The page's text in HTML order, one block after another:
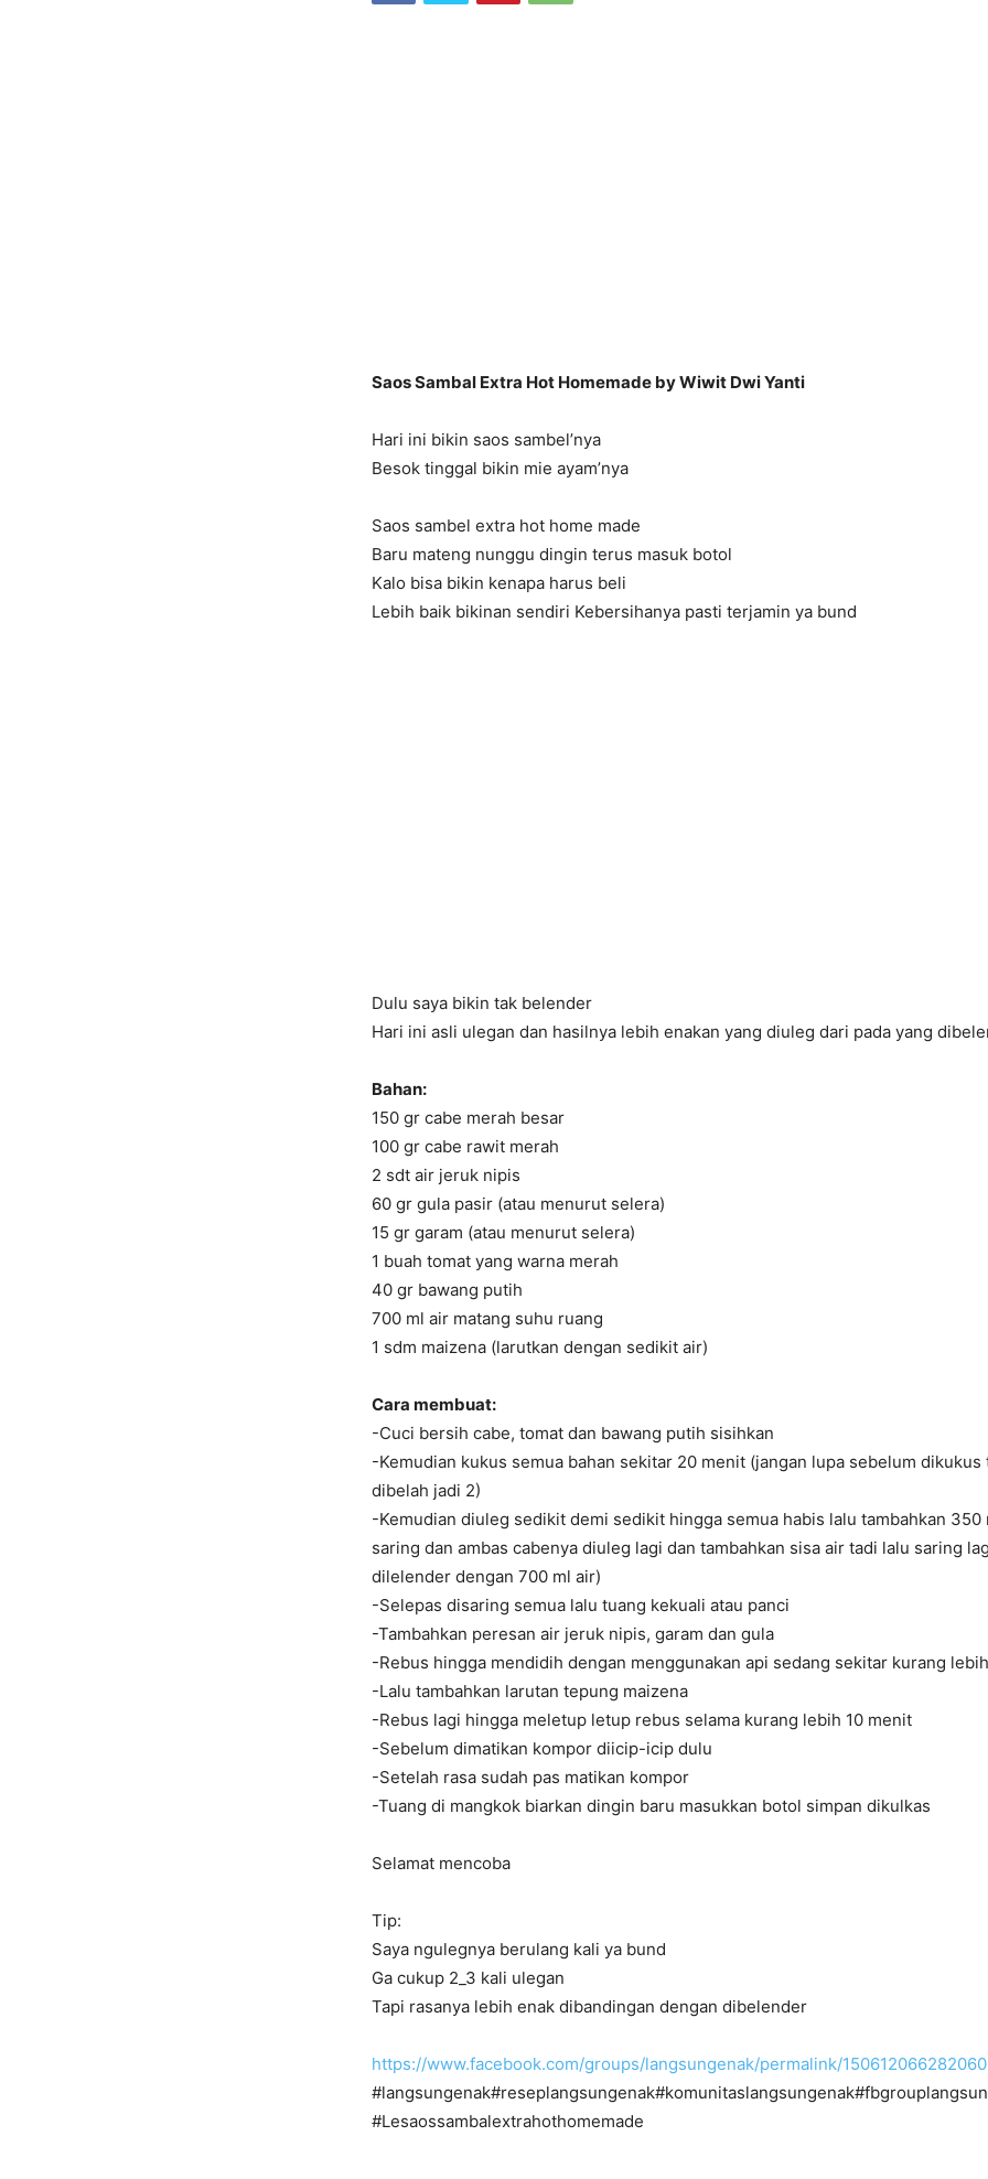
Saos Sambal Extra Hot Homemade by Wiwit Dwi Yanti
Hari ini bikin saos sambel’nya
Besok tinggal bikin mie ayam’nya
Saos sambel extra hot home made
Baru mateng nunggu dingin terus masuk botol
Kalo bisa bikin kenapa harus beli
Lebih baik bikinan sendiri Kebersihanya pasti terjamin ya bund
Dulu saya bikin tak belender
Hari ini asli ulegan dan hasilnya lebih enakan yang diuleg dari pada yang
Bahan:
150 gr cabe merah besar
100 gr cabe rawit merah
2 sdt air jeruk nipis
60 gr gula pasir (atau menurut selera)
15 gr garam (atau menurut selera)
1 buah tomat yang warna merah
40 gr bawang putih
700 ml air matang suhu ruang
1 sdm maizena (larutkan dengan sedikit air)
Cara membuat:
-Cuci bersih cabe, tomat dan bawang putih sisihkan
-Kemudian kukus semua bahan sekitar 20 menit (jangan lupa sebelum dikukus
dibelah jadi 2)
-Kemudian diuleg sedikit demi sedikit hingga semua habis lalu tambahkan 350
saring dan ambas cabenya diuleg lagi dan tambahkan sisa air tadi lalu saring
dilelender dengan 700 ml air)
-Selepas disaring semua lalu tuang kekuali atau panci
-Tambahkan peresan air jeruk nipis, garam dan gula
-Rebus hingga mendidih dengan menggunakan api sedang sekitar kurang
-Lalu tambahkan larutan tepung maizena
-Rebus lagi hingga meletup letup rebus selama kurang lebih 10 menit
-Sebelum dimatikan kompor diicip-icip dulu
-Setelah rasa sudah pas matikan kompor
-Tuang di mangkok biarkan dingin baru masukkan botol simpan dikulkas
Selamat mencoba
Tip:
Saya ngulegnya berulang kali ya bund
Ga cukup 2_3 kali ulegan
Tapi rasanya lebih enak dibandingan dengan dibelender
https://www.facebook.com/groups/langsungenak/permalink/
#Lesaossambalextrahothomemade